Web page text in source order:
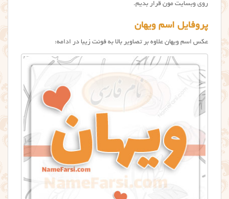
روی وبسایت مون قرار بدیم.
پروفایل اسم ویهان
عکس اسم ويهان علاوه بر تصاویر بالا به فونت زیبا در ادامه: